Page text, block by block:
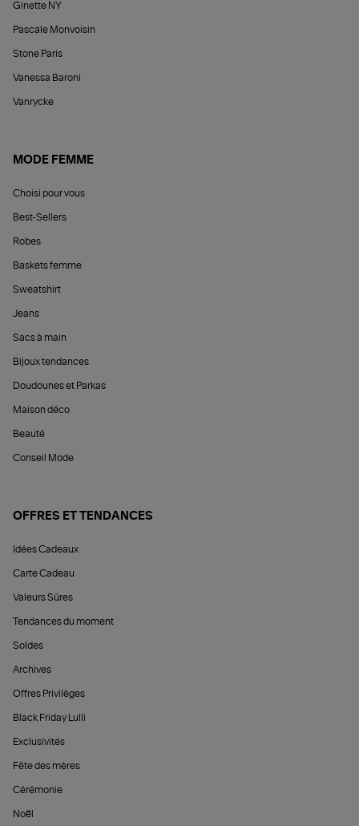
Ginette NY
Pascale Monvoisin
Stone Paris
Vanessa Baroni
Vanrycke
MODE FEMME
Choisi pour vous
Best-Sellers
Robes
Baskets femme
Sweatshirt
Jeans
Sacs à main
Bijoux tendances
Doudounes et Parkas
Maison déco
Beauté
Conseil Mode
OFFRES ET TENDANCES
Idées Cadeaux
Carte Cadeau
Valeurs Sûres
Tendances du moment
Soldes
Archives
Offres Privilèges
Black Friday Lulli
Exclusivités
Fête des mères
Cérémonie
Noël